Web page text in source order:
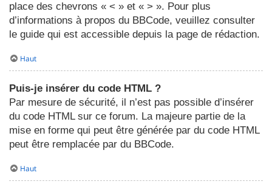
place des chevrons « < » et « > ». Pour plus
d’informations à propos du BBCode, veuillez consulter
le guide qui est accessible depuis la page de rédaction.
Haut
Puis-je insérer du code HTML ?
Par mesure de sécurité, il n’est pas possible d’insérer
du code HTML sur ce forum. La majeure partie de la
mise en forme qui peut être générée par du code HTML
peut être remplacée par du BBCode.
Haut